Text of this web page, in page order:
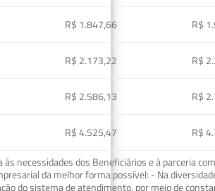
R$ 1.847,66
R$
R$ 2.173,22
R$
R$ 2.586,13
R$
R$ 4.525,47
R$
necessidades dos Beneficiários e à parceria
da melhor forma possível: - Na
do sistema de atendimento, por meio de